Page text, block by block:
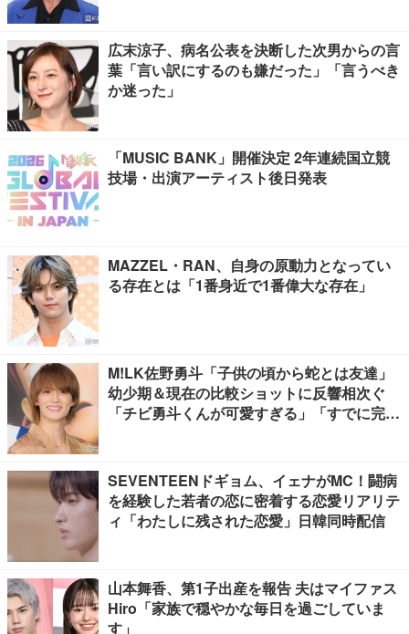
広末涼子、病名公表を決断した次男からの言
葉「言い訳にするのも嫌だった」「言うべき
か迷った」
「MUSIC BANK」開催決定 2年連続国立競
技場・出演アーティスト後日発表
MAZZEL・RAN、自身の原動力となってい
る存在とは「1番身近で1番偉大な存在」
M!LK佐野勇斗「子供の頃から蛇とは友達」
幼少期＆現在の比較ショットに反響相次ぐ
「チビ勇斗くんが可愛すぎる」「すでに完成
SEVENTEENドギョム、イェナがMC！闘病
を経験した若者の恋に密着する恋愛リアリテ
ィ「わたしに残された恋愛」日韓同時配信
山本舞香、第1子出産を報告 夫はマイファス
Hiro「家族で穏やかな毎日を過ごしていま
す」